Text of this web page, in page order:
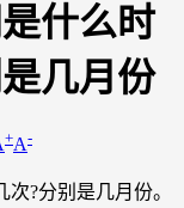
什么时
几月份
+A-
?分别是几月份。